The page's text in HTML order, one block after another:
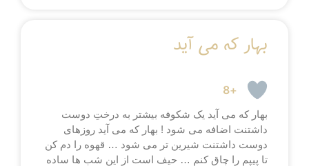
بهار که می آید
+8
بهار که می آید یک شکوفه بیشتر به درختِ دوست
داشتنت اضافه می شود ! بهار که می آید روزهای
دوست داشتنت شیرین تر می شود … قهوه را دم کن
تا پیپم را چاق کنم … حیف است از این شب ها ساده